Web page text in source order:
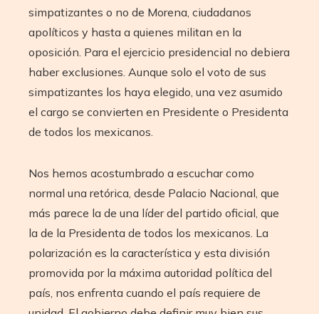
simpatizantes o no de Morena, ciudadanos
apolíticos y hasta a quienes militan en la
oposición. Para el ejercicio presidencial no debiera
haber exclusiones. Aunque solo el voto de sus
simpatizantes los haya elegido, una vez asumido
el cargo se convierten en Presidente o Presidenta
de todos los mexicanos.
Nos hemos acostumbrado a escuchar como
normal una retórica, desde Palacio Nacional, que
más parece la de una líder del partido oficial, que
la de la Presidenta de todos los mexicanos. La
polarización es la característica y esta división
promovida por la máxima autoridad política del
país, nos enfrenta cuando el país requiere de